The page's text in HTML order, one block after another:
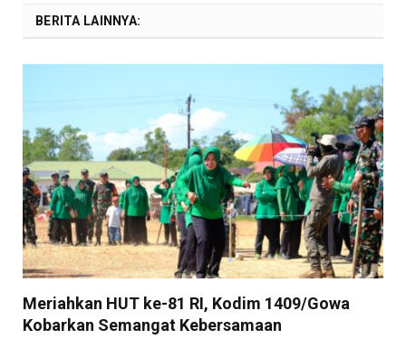
BERITA LAINNYA:
Meriahkan HUT ke-81 RI, Kodim 1409/Gowa
Kobarkan Semangat Kebersamaan